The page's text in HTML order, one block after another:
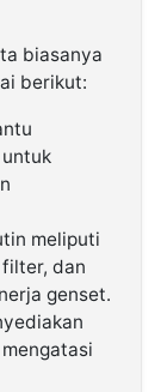
biasanya
berikut:
meliputi
dan
genset.